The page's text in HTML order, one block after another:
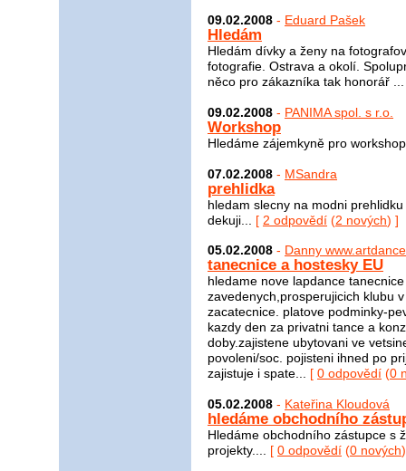
09.02.2008 - Eduard Pašek
Hledám
Hledám dívky a ženy na
fotografie. Ostrava a okolí.
něco pro zákazníka tak honorář
09.02.2008 - PANIMA spol. s r.o.
Workshop
Hledáme zájemkyně pro
07.02.2008 - MSandra
prehlidka
hledam slecny na modni
dekuji... [ 2 odpovědí (2 nových) ]
05.02.2008 - Danny
tanecnice a hostesky EU
hledame nove lapdance
zavedenych,prosperujicich klubu
zacatecnice. platove podminky-
kazdy den za privatni tance a
doby.zajistene ubytovani ve
povoleni/soc. pojisteni ihned po
zajistuje i spate... [ 0 odpovědí (0
05.02.2008 - Kateřina Kloudová
hledáme obchodního
Hledáme obchodního zástupce s
projekty.... [ 0 odpovědí (0 nových